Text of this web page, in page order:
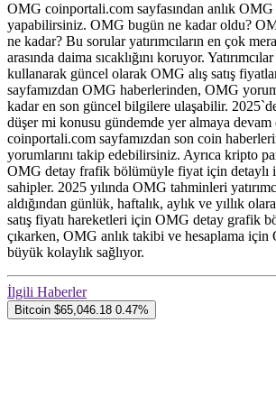
OMG coinportali.com sayfasından anlık OMG
yapabilirsiniz. OMG bugün ne kadar oldu?
ne kadar? Bu sorular yatırımcıların en çok
arasında daima sıcaklığını koruyor.
kullanarak güncel olarak OMG alış satış
sayfamızdan OMG haberlerinden, OMG
kadar en son güncel bilgilere ulaşabilir.
düşer mi konusu gündemde yer almaya devam
coinportali.com sayfamızdan son coin
yorumlarını takip edebilirsiniz. Ayrıca kripto
OMG detay frafik bölümüyle fiyat için detaylı
sahipler. 2025 yılında OMG tahminleri
aldığından günlük, haftalık, aylık ve yıllık
satış fiyatı hareketleri için OMG detay grafik
çıkarken, OMG anlık takibi ve hesaplama
büyük kolaylık sağlıyor.
İlgili Haberler
Bitcoin $65,046.18 0.47%